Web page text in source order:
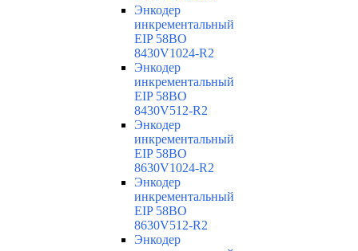
Энкодер
инкрементальный
EIP 58BO
8430V1024-R2
Энкодер
инкрементальный
EIP 58BO
8430V512-R2
Энкодер
инкрементальный
EIP 58BO
8630V1024-R2
Энкодер
инкрементальный
EIP 58BO
8630V512-R2
Энкодер